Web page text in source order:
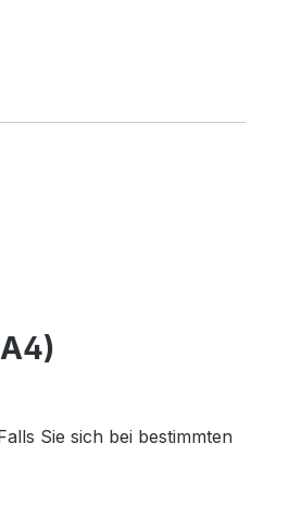
Sie sich bei bestimmten